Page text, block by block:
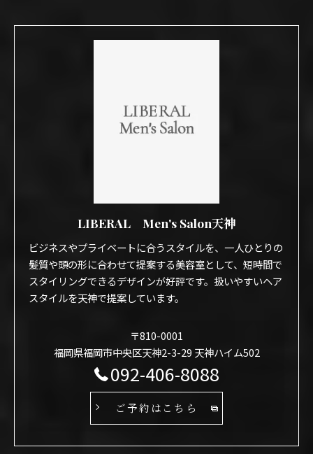
LIBERAL Men's Salon天神
ビジネスやプライベートに合うスタイルを、一人ひとりの
髪質や頭の形に合わせて提案する美容室として、短時間で
スタイリングできるデザインが好評です。扱いやすいヘア
スタイルを天神で提案しています。
〒810-0001
福岡県福岡市中央区天神2-3-29 天神ハイム502
092-406-8088
ご予約はこちら